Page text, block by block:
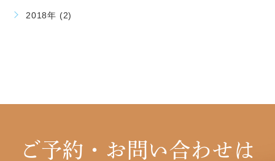
2018年 (2)
ご予約・お問い合わせは